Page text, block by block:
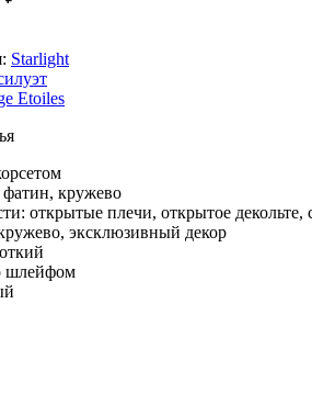
Starlight
Etoiles
фатин, кружево
открытые плечи, открытое
эксклюзивный декор
шлейфом